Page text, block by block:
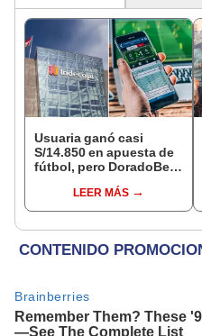
Usuaria ganó casi
S/14.850 en apuesta de
fútbol, pero DoradoBet
Indecopi multó a la
empresa con más de S/
LEER MÁS